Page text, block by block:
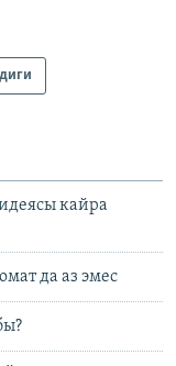
кайра
да аз эмес